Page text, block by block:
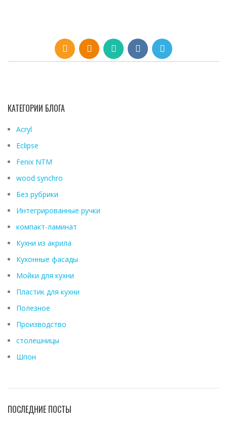
КАТЕГОРИИ БЛОГА
Acryl
Eclipse
Fenix ​​NTM
wood synchro
Без рубрики
Интегрированные ручки
компакт-ламинат
Кухни из акрила
Кухонные фасады
Мойки для кухни
Пластик для кухни
Полезное
Производство
столешницы
Шпон
ПОСЛЕДНИЕ ПОСТЫ